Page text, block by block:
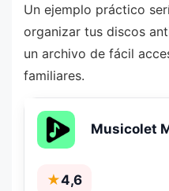
Un ejemplo práctico
organizar tus discos
un archivo de fácil
familiares.
Musicolet
★4,6